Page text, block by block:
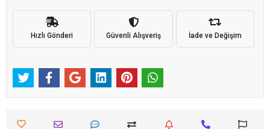
Hızlı Gönderi Güvenli Alışveriş İade ve Değişim